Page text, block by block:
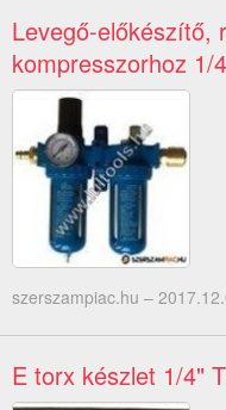
Levegő-előkészítő,
kompresszorhoz 1/
szerszampiac.hu –
E torx készlet 1/4"